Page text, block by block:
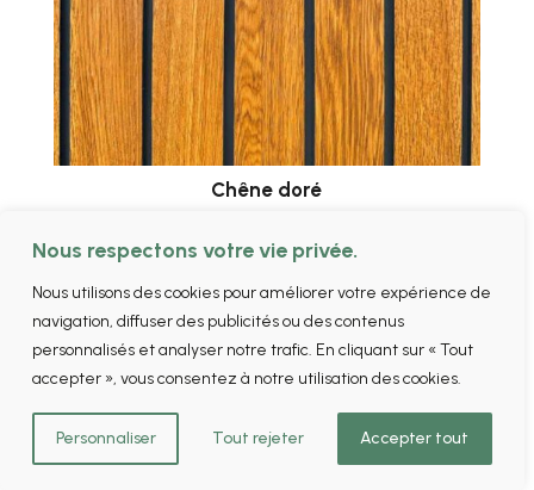
Nous respectons votre vie privée.
Nous utilisons des cookies pour améliorer votre expérience de
navigation, diffuser des publicités ou des contenus
personnalisés et analyser notre trafic. En cliquant sur « Tout
accepter », vous consentez à notre utilisation des cookies.
Personnaliser Tout rejeter Accepter tout
Chêne doré